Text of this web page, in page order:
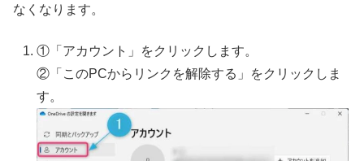
なくなります。
①「アカウント」をクリックします。
②「このPCからリンクを解除する」をクリックしま
す。